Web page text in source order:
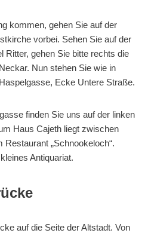
kommen, gehen Sie auf der
vorbei. Sehen Sie auf der
Ritter, gehen Sie bitte rechts die
Nun stehen Sie wie in
Ecke Untere Straße.
finden Sie uns auf der linken
Haus Cajeth liegt zwischen
„Schnookeloch“.
Antiquariat.
auf die Seite der Altstadt. Von